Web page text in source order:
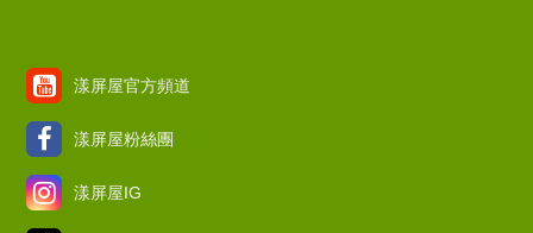
漾屏屋官方頻道
漾屏屋粉絲團
漾屏屋IG